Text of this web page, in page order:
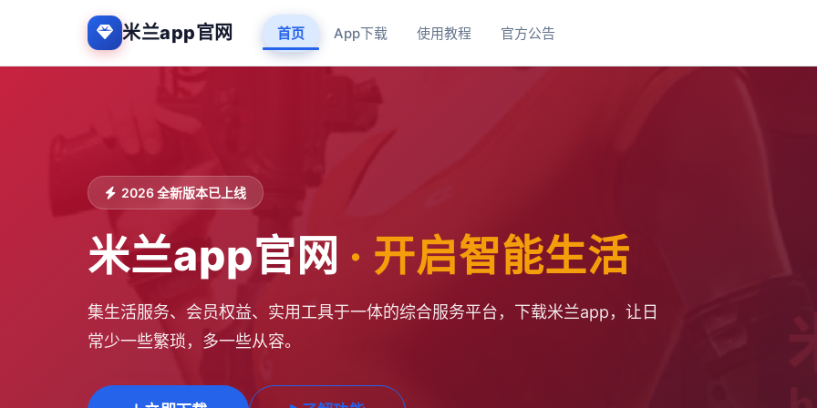
米兰app官网 首页 App下载 使用教程 官方公告
2026 全新版本已上线
米兰app官网 · 开启智能生活
集生活服务、会员权益、实用工具于一体的综合服务平台，下载米兰app，让日
常少一些繁琐，多一些从容。